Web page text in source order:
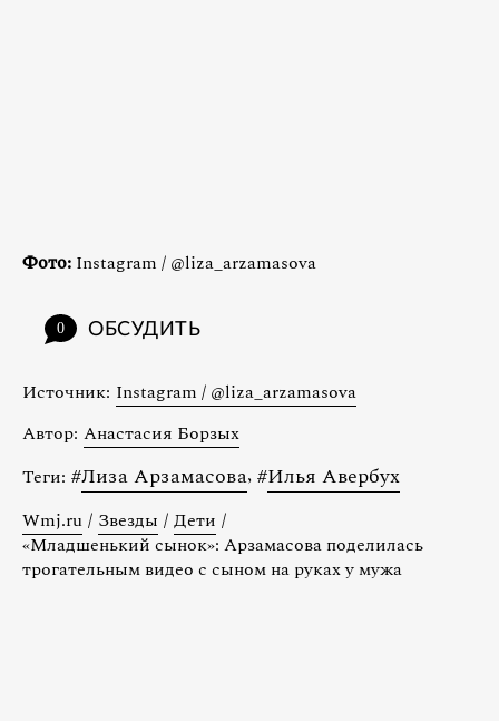
Фото: Instagram / @liza_arzamasova
0 ОБСУДИТЬ
Источник: Instagram / @liza_arzamasova
Автор: Анастасия Борзых
Теги: #Лиза Арзамасова, #Илья Авербух
Wmj.ru / Звезды / Дети /
«Младшенький сынок»: Арзамасова поделилась
трогательным видео с сыном на руках у мужа